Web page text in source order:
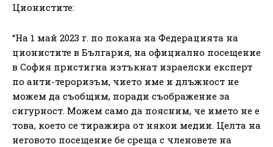
Ционистите:
“На 1 май 2023 г. по покана на Федерацията на
ционистите в България, на официално посещение
в София пристигна изтъкнат израелски експерт
по анти-тероризъм, чието име и длъжност не
можем да съобщим, поради съображение за
сигурност. Можем само да поясним, че името не е
това, което се тиражира от някои медии. Целта на
неговото посещение бе среща с членовете на